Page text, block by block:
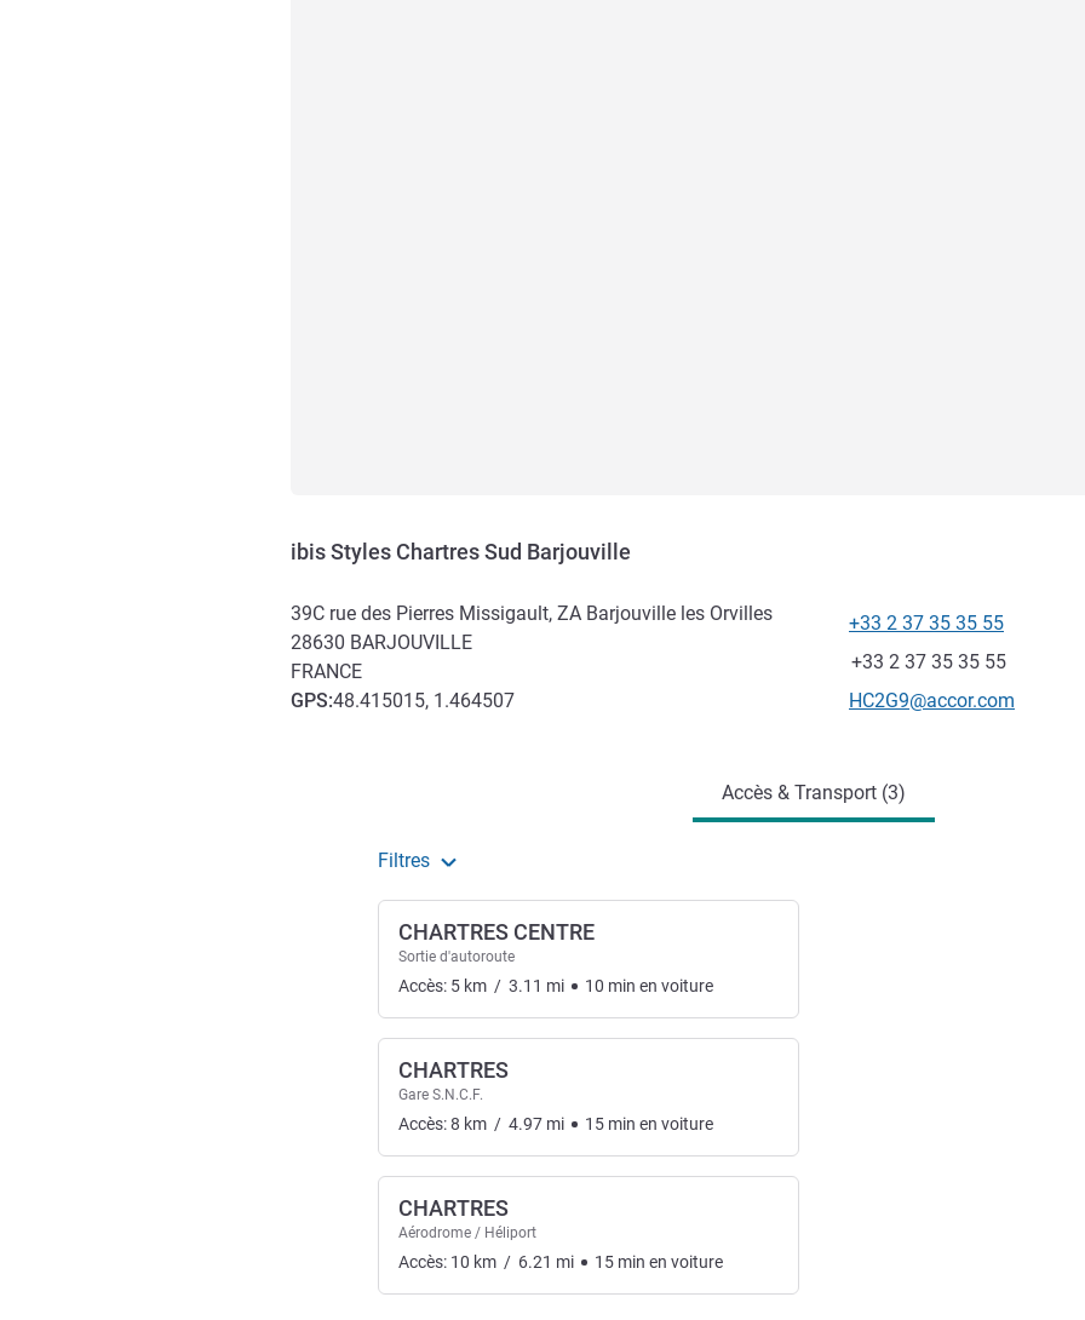
ibis Styles Chartres Sud Barjouville
39C rue des Pierres Missigault, ZA Barjouville les Orvilles
28630 BARJOUVILLE
FRANCE
GPS:48.415015, 1.464507
Téléphone
+33 2 37 35 35 55
Fax
+33 2 37 35 35 55
Email de contact
HC2G9@accor.com
Accès & Transport (3)
Filtres
CHARTRES CENTRE
Sortie d'autoroute
Accès: 5 km / 3.11 mi 10 min en voiture
CHARTRES
Gare S.N.C.F.
Accès:8 km / 4.97 mi 15 min en voiture
CHARTRES
Aérodrome / Héliport
Accès: 10 km / 6.21 mi 15 min en voiture